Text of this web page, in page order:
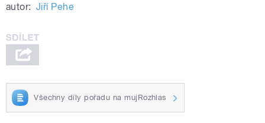
autor: Jiří Pehe
Všechny díly pořadu na mujRozhlas